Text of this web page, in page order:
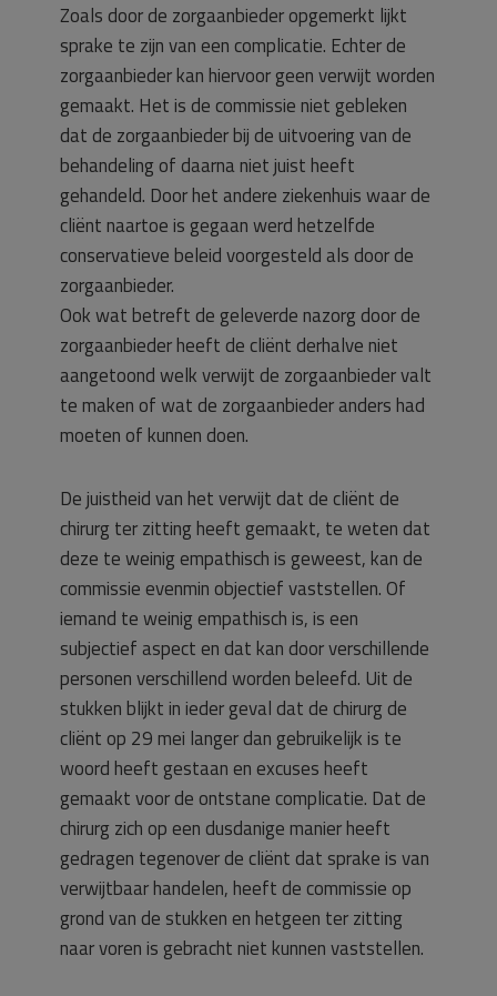
Zoals door de zorgaanbieder opgemerkt lijkt
sprake te zijn van een complicatie. Echter de
zorgaanbieder kan hiervoor geen verwijt worden
gemaakt. Het is de commissie niet gebleken
dat de zorgaanbieder bij de uitvoering van de
behandeling of daarna niet juist heeft
gehandeld. Door het andere ziekenhuis waar de
cliënt naartoe is gegaan werd hetzelfde
conservatieve beleid voorgesteld als door de
zorgaanbieder.
Ook wat betreft de geleverde nazorg door de
zorgaanbieder heeft de cliënt derhalve niet
aangetoond welk verwijt de zorgaanbieder valt
te maken of wat de zorgaanbieder anders had
moeten of kunnen doen.
De juistheid van het verwijt dat de cliënt de
chirurg ter zitting heeft gemaakt, te weten dat
deze te weinig empathisch is geweest, kan de
commissie evenmin objectief vaststellen. Of
iemand te weinig empathisch is, is een
subjectief aspect en dat kan door verschillende
personen verschillend worden beleefd. Uit de
stukken blijkt in ieder geval dat de chirurg de
cliënt op 29 mei langer dan gebruikelijk is te
woord heeft gestaan en excuses heeft
gemaakt voor de ontstane complicatie. Dat de
chirurg zich op een dusdanige manier heeft
gedragen tegenover de cliënt dat sprake is van
verwijtbaar handelen, heeft de commissie op
grond van de stukken en hetgeen ter zitting
naar voren is gebracht niet kunnen vaststellen.